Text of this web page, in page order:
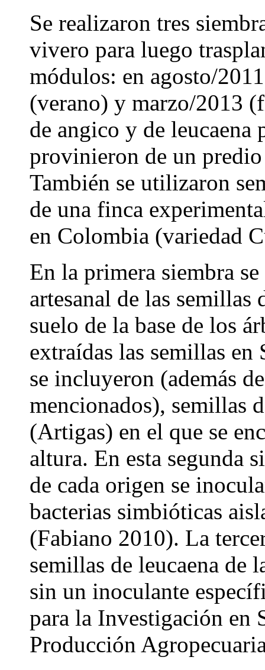
Se realizaron tres
vivero para luego
módulos: en agosto/
(verano) y marzo/2013
de angico y de leucaena
provinieron de un
También se utilizaron
de una finca
en Colombia (variedad
En la primera siembra
artesanal de las semillas
suelo de la base de los
extraídas las semillas en
se incluyeron (además
mencionados), semillas
(Artigas) en el que se
altura. En esta segunda
de cada origen se
bacterias simbióticas
(Fabiano 2010). La
semillas de leucaena de
sin un inoculante
para la Investigación en
Producción